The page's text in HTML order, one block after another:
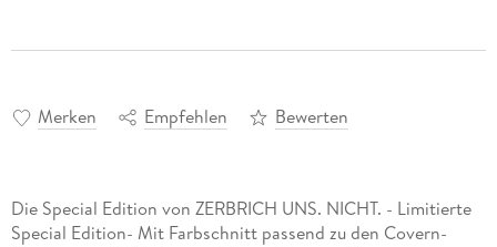
Merken Empfehlen Bewerten
Die Special Edition von ZERBRICH UNS. NICHT. - Limitierte
Special Edition- Mit Farbschnitt passend zu den Covern-